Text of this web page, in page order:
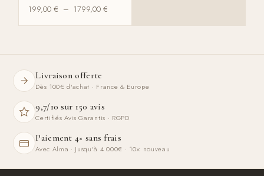
199,00€ – 1799,00€
Livraison offerte
Dès 100€ d'achat · France & Europe
9,7/10 sur 150 avis
Certifiés Avis Garantis · RGPD
Paiement 4× sans frais
Avec Alma · Jusqu'à 4 000€ · 10× nouveau